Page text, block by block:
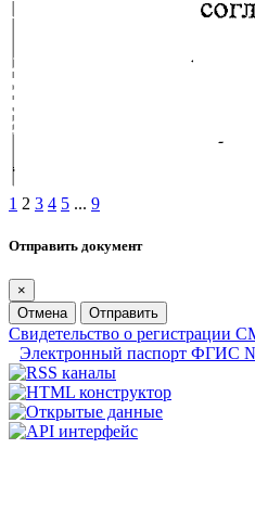
1 2 3 4 5 ... 9
Отправить документ
×
Отмена
Отправить
Свидетельство о
Электронный паспорт ФГИС